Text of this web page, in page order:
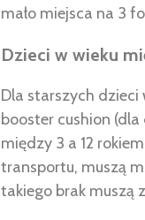
mało miejsca na 3
Dzieci w wieku
Dla starszych dzieci
booster cushion
między 3 a 12
transportu, muszą
takiego brak muszą